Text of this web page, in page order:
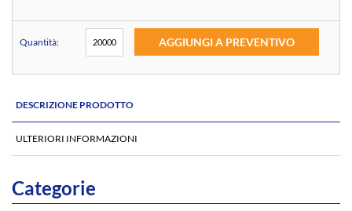
Quantità: AGGIUNGI A PREVENTIVO
DESCRIZIONE PRODOTTO
ULTERIORI INFORMAZIONI
Categorie